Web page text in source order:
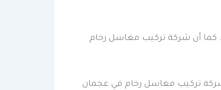
كما أن شركة تركيب مغاسل رخام
بشركة تركيب مغاسل رخام في عجمان